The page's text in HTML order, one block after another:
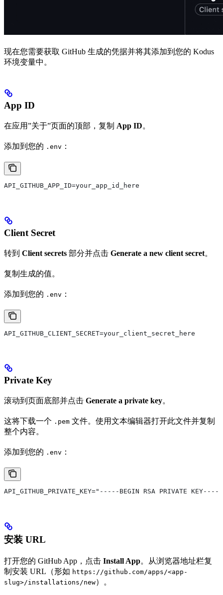
现在您需要获取 GitHub 生成的凭据并将其添加到您的 Kodus
环境变量中。
App ID
在应用”关于”页面的顶部，复制 App ID。
添加到您的 .env ：
API_GITHUB_APP_ID=your_app_id_here
Client Secret
转到 Client secrets 部分并点击 Generate a new client secret。
复制生成的值。
添加到您的 .env ：
API_GITHUB_CLIENT_SECRET=your_client_secret_here
Private Key
滚动到页面底部并点击 Generate a private key。
这将下载一个 .pem 文件。使用文本编辑器打开此文件并复制
整个内容。
添加到您的 .env ：
API_GITHUB_PRIVATE_KEY="-----BEGIN RSA PRIVATE
安装 URL
打开您的 GitHub App，点击 Install App。从浏览器地址栏复
制安装 URL（形如 https://github.com/apps/<app-
slug>/installations/new）。